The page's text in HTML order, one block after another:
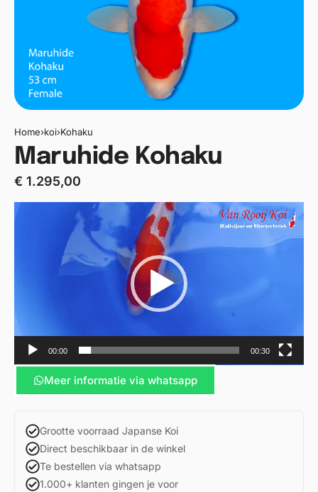
Home›koi›Kohaku
Maruhide Kohaku
€ 1.295,00
Videospeler
00:00 00:30
Meer informatie via whatsapp
Grootte voorraad Japanse Koi
Direct beschikbaar in de winkel
Te bestellen via whatsapp
1.000+ klanten gingen je voor